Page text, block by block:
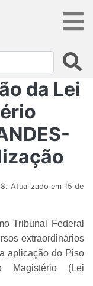
da Lei
Atualizado em 15 de
Tribunal Federal
extraordinários
aplicação do Piso
Magistério (Lei